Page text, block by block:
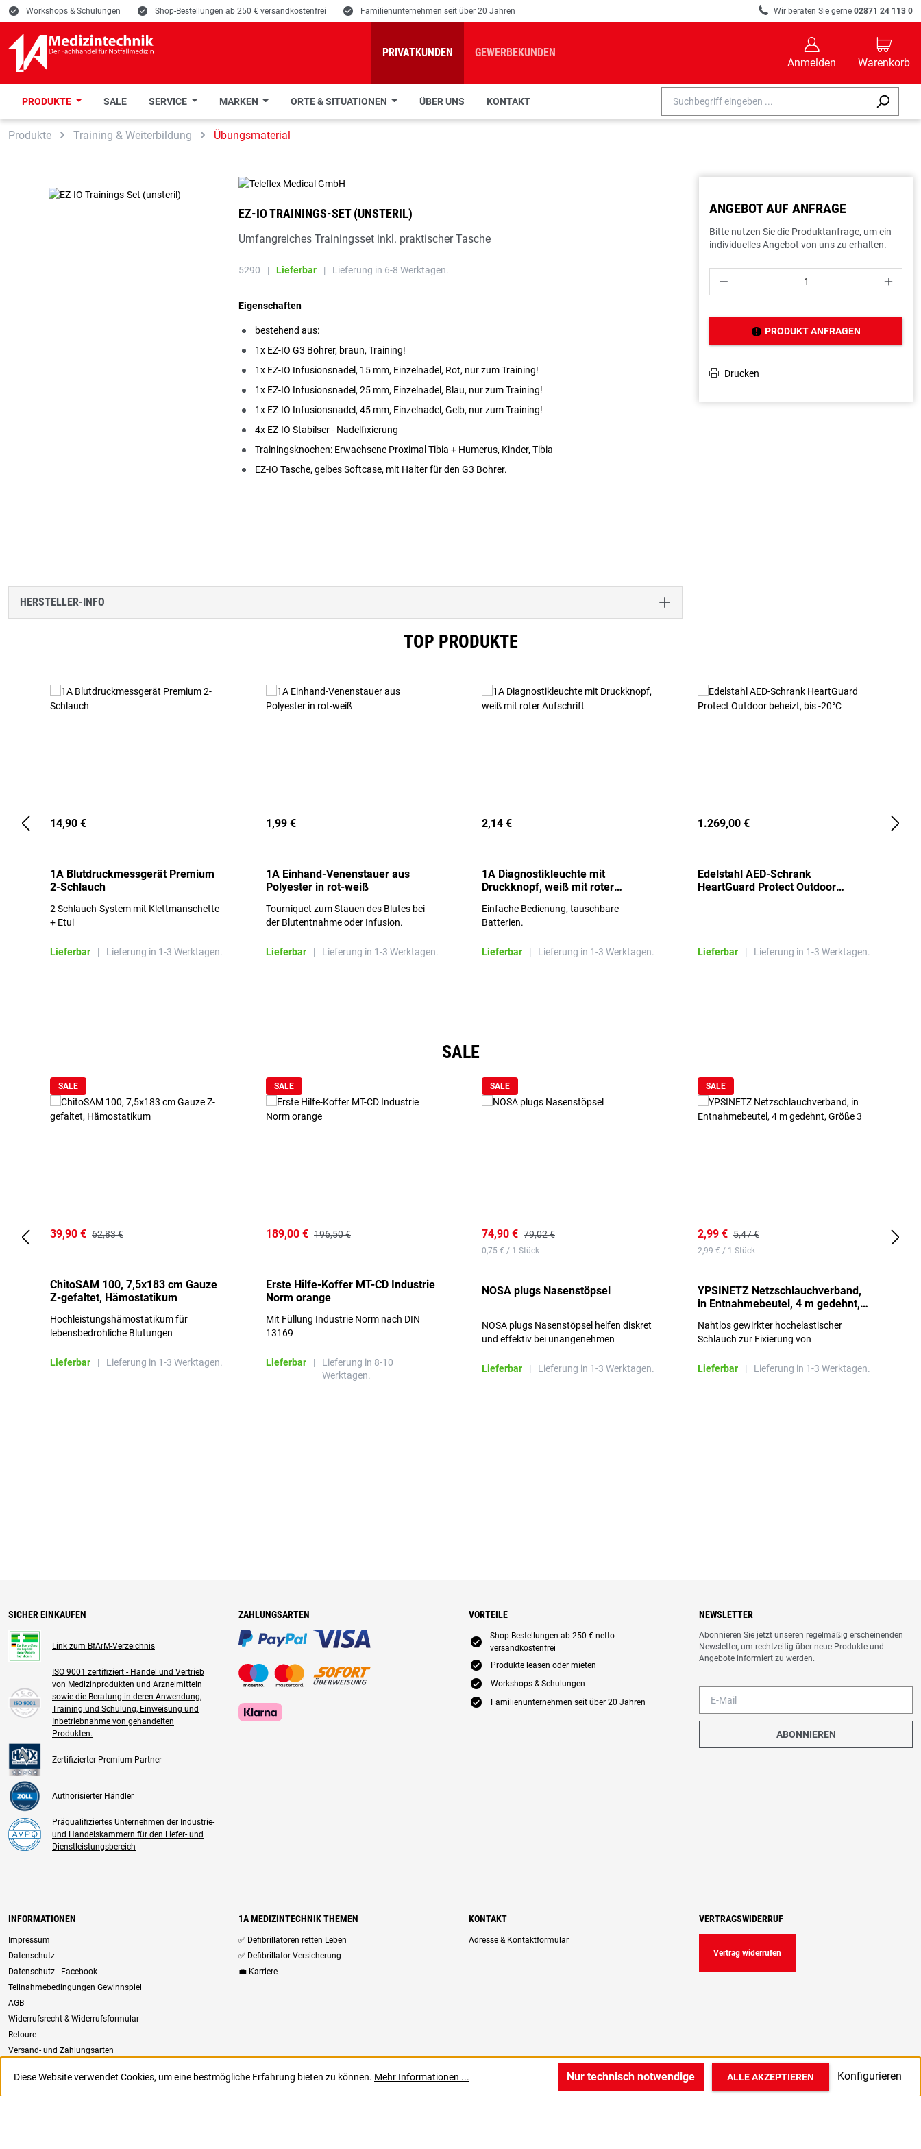
Zur Suche springen
Zur Hauptnavigation springen
E Workshops & Schulungen E Shop-Bestellungen ab 250 € versandkostenfrei E Familienunternehmen seit über 20 Jahren R Wir beraten Sie gerne 02871 24 113 0
PRIVATKUNDEN GEWERBEKUNDEN
B
Anmelden
C
Warenkorb
PRODUKTE SALE SERVICE MARKEN ORTE & SITUATIONEN ÜBER UNS KONTAKT
Produkte Training & Weiterbildung Übungsmaterial
EZ-IO TRAININGS-SET (UNSTERIL)
Umfangreiches Trainingsset inkl. praktischer Tasche
5290 | Lieferbar | Lieferung in 6-8 Werktagen.
Eigenschaften
bestehend aus:
1x EZ-IO G3 Bohrer, braun, Training!
1x EZ-IO Infusionsnadel, 15 mm, Einzelnadel, Rot, nur zum Training!
1x EZ-IO Infusionsnadel, 25 mm, Einzelnadel, Blau, nur zum Training!
1x EZ-IO Infusionsnadel, 45 mm, Einzelnadel, Gelb, nur zum Training!
4x EZ-IO Stabilser - Nadelfixierung
Trainingsknochen: Erwachsene Proximal Tibia + Humerus, Kinder, Tibia
EZ-IO Tasche, gelbes Softcase, mit Halter für den G3 Bohrer.
HERSTELLER-INFO
ANGEBOT AUF ANFRAGE
Bitte nutzen Sie die Produktanfrage, um ein
individuelles Angebot von uns zu erhalten.
P S
J PRODUKT ANFRAGEN
T Drucken
TOP PRODUKTE
14,90 €
1A Blutdruckmessgerät Premium
2-Schlauch
2 Schlauch-System mit Klettmanschette
+ Etui
Lieferbar | Lieferung in 1-3 Werktagen.
1,99 €
1A Einhand-Venenstauer aus
Polyester in rot-weiß
Tourniquet zum Stauen des Blutes bei
der Blutentnahme oder Infusion.
Lieferbar | Lieferung in 1-3 Werktagen.
2,14 €
1A Diagnostikleuchte mit
Druckknopf, weiß mit roter
Einfache Bedienung, tauschbare
Batterien.
Lieferbar | Lieferung in 1-3 Werktagen.
1.269,00 €
Edelstahl AED-Schrank
HeartGuard Protect Outdoor
Lieferbar | Lieferung in 1-3 Werktagen.
SALE
SALE
39,90 € 62,83 €
ChitoSAM 100, 7,5x183 cm Gauze
Z-gefaltet, Hämostatikum
Hochleistungshämostatikum für
lebensbedrohliche Blutungen
Lieferbar | Lieferung in 1-3 Werktagen.
SALE
189,00 € 196,50 €
Erste Hilfe-Koffer MT-CD Industrie
Norm orange
Mit Füllung Industrie Norm nach DIN
13169
Lieferbar |
Lieferung in 8-10
Werktagen.
SALE
74,90 € 79,02 €
0,75 € / 1 Stück
NOSA plugs Nasenstöpsel
NOSA plugs Nasenstöpsel helfen diskret
und effektiv bei unangenehmen
beeinträchtigen.
Lieferbar | Lieferung in 1-3 Werktagen.
SALE
2,99 € 5,47 €
2,99 € / 1 Stück
YPSINETZ Netzschlauchverband,
in Entnahmebeutel, 4 m gedehnt,
Nahtlos gewirkter hochelastischer
Schlauch zur Fixierung von
Lieferbar
| Lieferung in 1-3 Werktagen.
SICHER EINKAUFEN
Link zum BfArM-Verzeichnis
ISO 9001 zertifiziert - Handel und Vertrieb
von Medizinprodukten und Arzneimitteln
sowie die Beratung in deren Anwendung,
Training und Schulung, Einweisung und
Inbetriebnahme von gehandelten
Produkten.
Zertifizierter Premium Partner
Authorisierter Händler
Präqualifiziertes Unternehmen der Industrie-
und Handelskammern für den Liefer- und
Dienstleistungsbereich
ZAHLUNGSARTEN VORTEILE
E
Shop-Bestellungen ab 250 € netto
versandkostenfrei
E Produkte leasen oder mieten
E Workshops & Schulungen
E Familienunternehmen seit über 20 Jahren
NEWSLETTER
Abonnieren Sie jetzt unseren regelmäßig erscheinenden
Newsletter, um rechtzeitig über neue Produkte und
Angebote informiert zu werden.
ABONNIEREN
INFORMATIONEN
Impressum
Datenschutz
Datenschutz - Facebook
Teilnahmebedingungen Gewinnspiel
AGB
Widerrufsrecht & Widerrufsformular
Retoure
Versand- und Zahlungsarten
1A MEDIZINTECHNIK THEMEN
✅ Defibrillatoren retten Leben
✅ Defibrillator Versicherung
💼 Karriere
KONTAKT
Adresse & Kontaktformular
VERTRAGSWIDERRUF
Vertrag widerrufen
Diese Website verwendet Cookies, um eine bestmögliche Erfahrung bieten zu können. Mehr Informationen ... Nur technisch notwendige Konfigurieren
ALLE AKZEPTIEREN